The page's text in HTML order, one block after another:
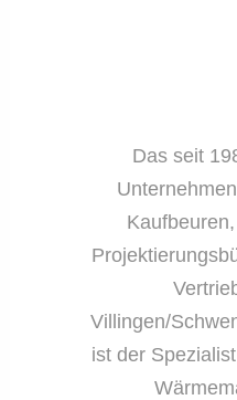
Das seit
Villingen/
ist der